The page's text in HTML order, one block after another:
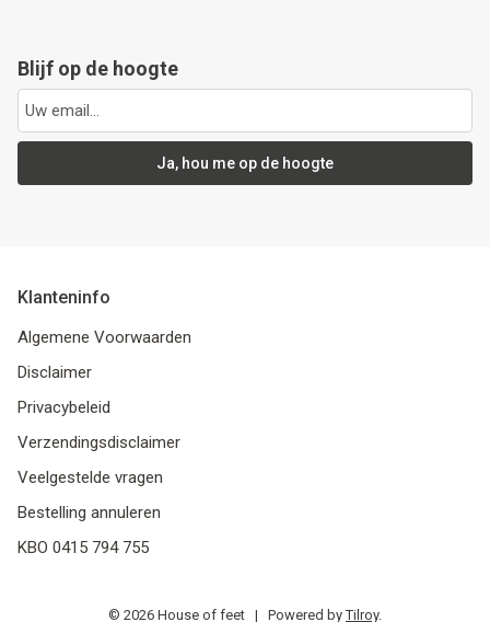
Blijf op de hoogte
Ja, hou me op de hoogte
Klanteninfo
Algemene Voorwaarden
Disclaimer
Privacybeleid
Verzendingsdisclaimer
Veelgestelde vragen
Bestelling annuleren
KBO 0415 794 755
© 2026 House of feet | Powered byTilroy.